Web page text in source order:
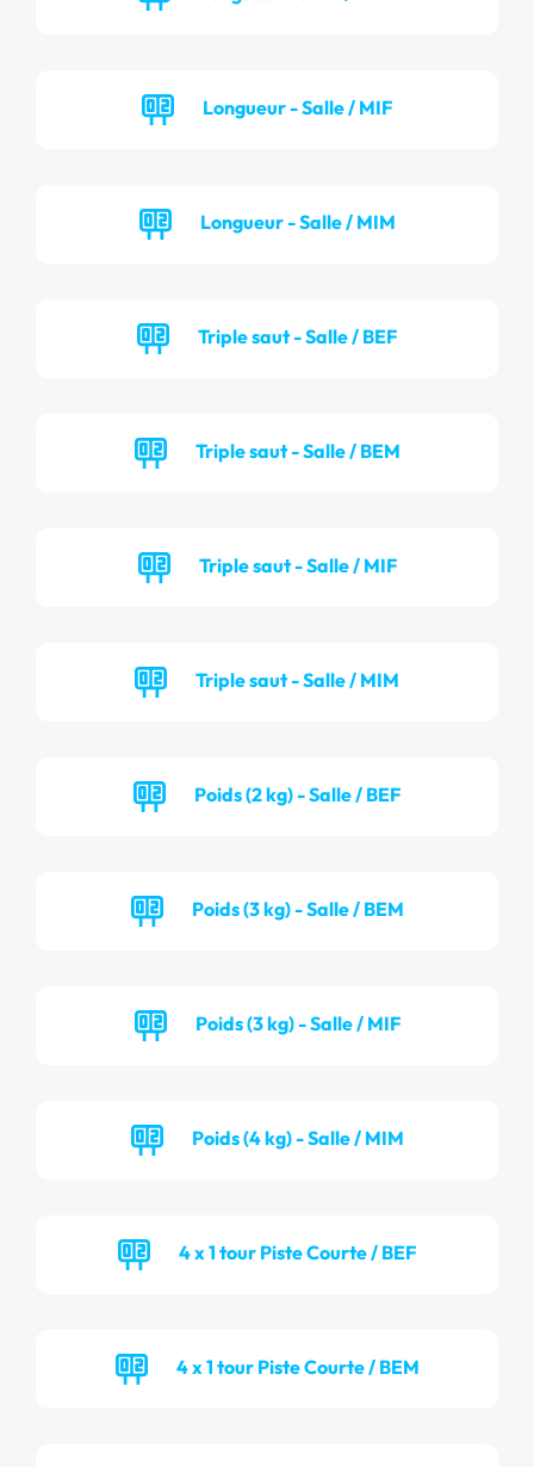
Longueur - Salle / MIF
Longueur - Salle / MIM
Triple saut - Salle / BEF
Triple saut - Salle / BEM
Triple saut - Salle / MIF
Triple saut - Salle / MIM
Poids (2 kg) - Salle / BEF
Poids (3 kg) - Salle / BEM
Poids (3 kg) - Salle / MIF
Poids (4 kg) - Salle / MIM
4 x 1 tour Piste Courte / BEF
4 x 1 tour Piste Courte / BEM